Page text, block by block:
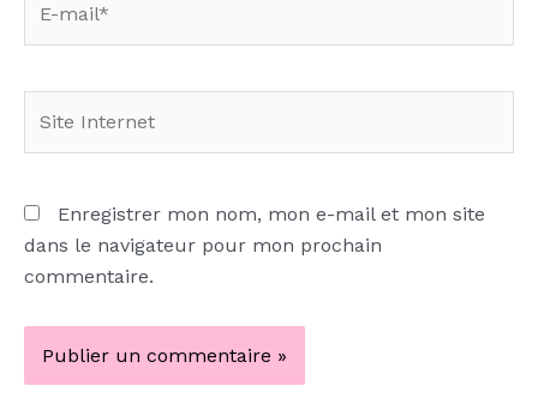
Enregistrer mon nom, mon e-mail et mon site
dans le navigateur pour mon prochain
commentaire.